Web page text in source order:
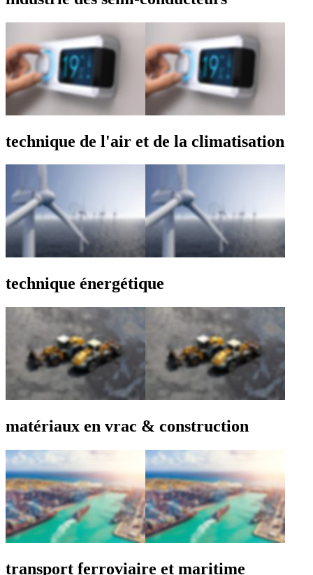
technique de l'air et de la climatisation
technique énergétique
matériaux en vrac & construction
transport ferroviaire et maritime